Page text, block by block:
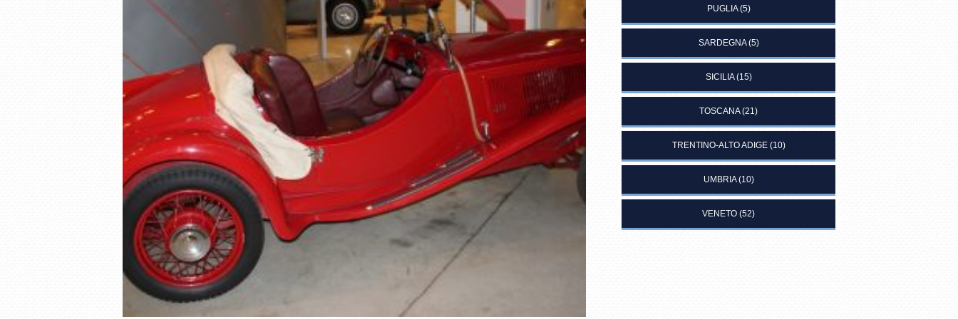
PUGLIA(5)
SARDEGNA(5)
SICILIA(15)
TOSCANA(21)
TRENTINO-ALTO ADIGE(10)
UMBRIA(10)
VENETO (52)